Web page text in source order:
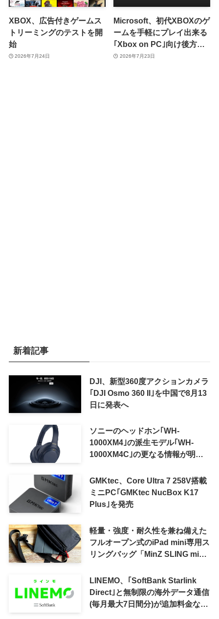
XBOX、広告付きゲームス
トリーミングのテストを開
始
2026年7月24日
Microsoft、初代XBOXのゲ
ームを手軽にプレイ出来る
｢Xbox on PC｣向け後方互
換性機能を発表
2026年7月23日
新着記事
DJI、新型360度アクションカメラ
｢DJI Osmo 360 II｣を中国で8月13
日に発表へ
ソニーのヘッドホン｢WH-
1000XM4｣の派生モデル｢WH-
1000XM4C｣の更なる情報が明ら
GMKtec、Core Ultra 7 258V搭載
ミニPC｢GMKtec NucBox K17
Plus｣を発売
軽量・強度・耐久性を兼ね備えた
フルオープン式のiPad mini専用ス
リングバッグ「MinZ SLING mini
LINEMO、｢SoftBank Starlink
Direct｣と無制限の海外データ通信
(毎月最大7日間分)が追加料金なし